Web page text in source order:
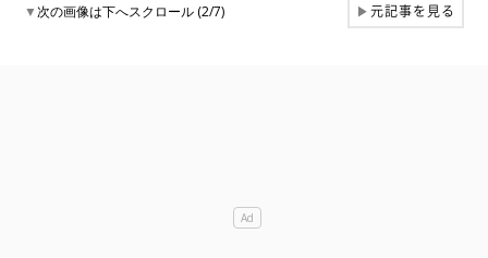
▼次の画像は下へスクロール (2/7) ▶元記事を見る